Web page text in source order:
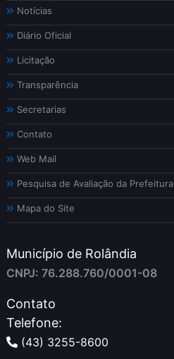
Notícias
Diário Oficial
Licitação
Transparência
Secretarias
Contato
Web Mail
Pesquisa de Avaliação da Prefeitura
Mapa do Site
Município de Rolândia
CNPJ: 76.288.760/0001-08
Contato
Telefone:
(43) 3255-8600